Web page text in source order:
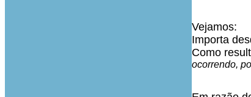
Vejamos:
Importa
Como
ocorrendo,